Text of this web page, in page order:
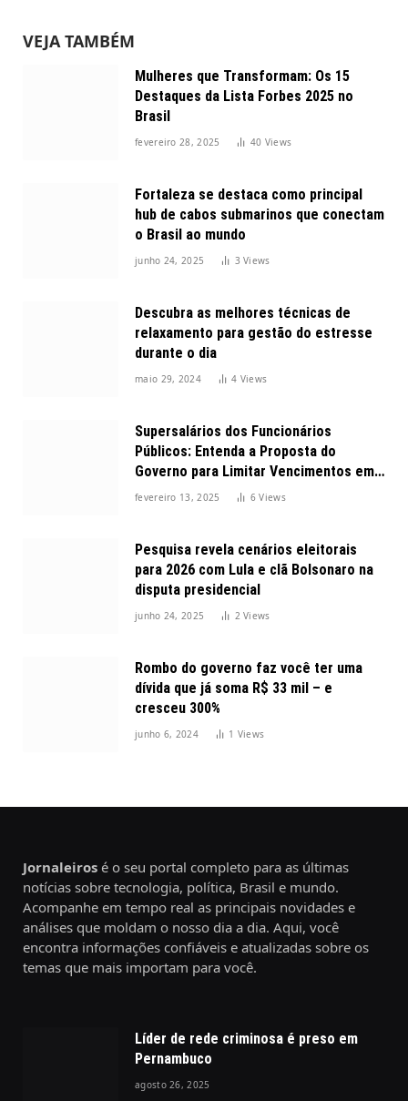
VEJA TAMBÉM
Mulheres que Transformam: Os 15
Destaques da Lista Forbes 2025 no
Brasil
fevereiro 28, 2025 40 Views
Fortaleza se destaca como principal
hub de cabos submarinos que conectam
o Brasil ao mundo
junho 24, 2025 3Views
Descubra as melhores técnicas de
relaxamento para gestão do estresse
durante o dia
maio 29, 2024 4 Views
Supersalários dos Funcionários
Públicos: Entenda a Proposta do
Governo para Limitar Vencimentos em
2025
fevereiro 13, 2025 6Views
Pesquisa revela cenários eleitorais
para 2026 com Lula e clã Bolsonaro na
disputa presidencial
junho 24, 2025 2Views
Rombo do governo faz você ter uma
dívida que já soma R$ 33 mil – e
cresceu 300%
junho 6, 2024 1 Views
Jornaleiros é o seu portal completo para as últimas
notícias sobre tecnologia, política, Brasil e mundo.
Acompanhe em tempo real as principais novidades e
análises que moldam o nosso dia a dia. Aqui, você
encontra informações confiáveis e atualizadas sobre os
temas que mais importam para você.
Líder de rede criminosa é preso em
Pernambuco
agosto 26, 2025